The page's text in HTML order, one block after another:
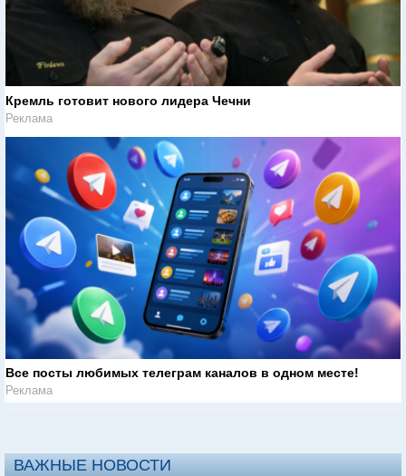
Кремль готовит нового лидера Чечни
Реклама
Все посты любимых телеграм каналов в одном месте!
Реклама
ВАЖНЫЕ НОВОСТИ